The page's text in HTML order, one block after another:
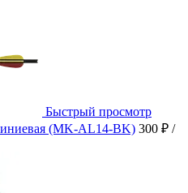
Быстрый просмотр
(MK-AL14-BK) 300 ₽ /